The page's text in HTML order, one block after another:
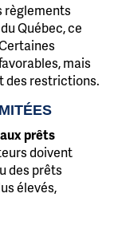
règlements
Québec, ce
mais
des restrictions.
prêts
doivent
des prêts
élevés,